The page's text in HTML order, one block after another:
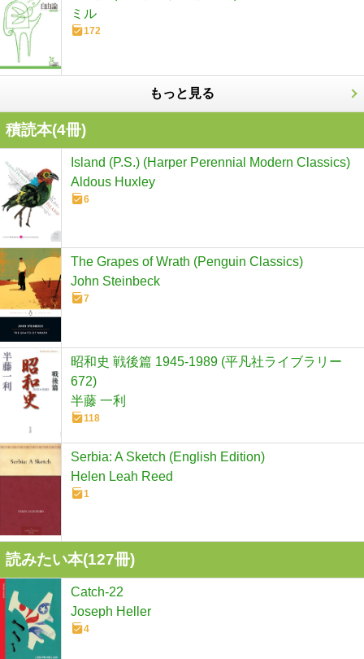
ミル
172
もっと見る
積読本(4冊)
Island (P.S.) (Harper Perennial Modern Classics)
Aldous Huxley
6
The Grapes of Wrath (Penguin Classics)
John Steinbeck
7
昭和史 戦後篇 1945-1989 (平凡社ライブラリー
672)
半藤 一利
118
Serbia: A Sketch (English Edition)
Helen Leah Reed
1
読みたい本(127冊)
Catch-22
Joseph Heller
4